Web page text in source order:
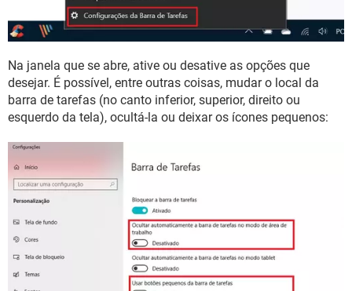
Na janela que se abre, ative ou desative as opções que
desejar. É possível, entre outras coisas, mudar o local da
barra de tarefas (no canto inferior, superior, direito ou
esquerdo da tela), ocultá-la ou deixar os ícones pequenos: